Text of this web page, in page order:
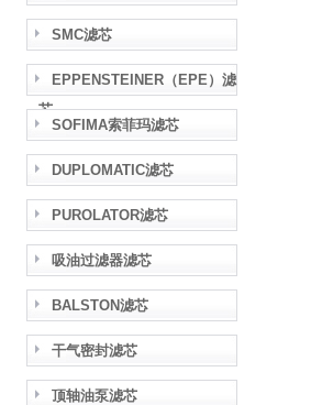
SMC滤芯
EPPENSTEINER（EPE）滤
芯
SOFIMA索菲玛滤芯
DUPLOMATIC滤芯
PUROLATOR滤芯
吸油过滤器滤芯
BALSTON滤芯
干气密封滤芯
顶轴油泵滤芯